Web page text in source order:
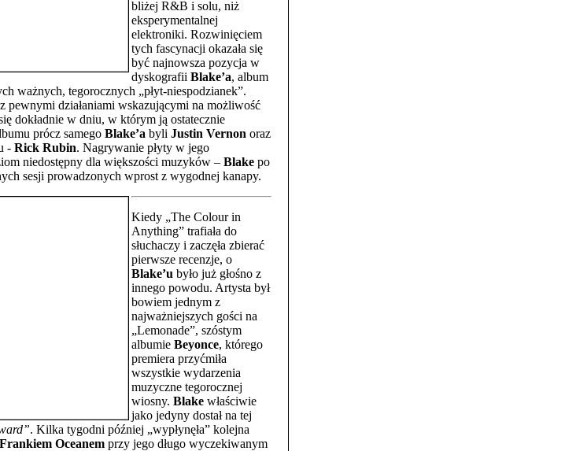
bliżej R&B i solu, niż
eksperymentalnej
elektroniki. Rozwinięciem
tych fascynacji okazała się
być najnowsza pozycja w
dyskografii Blake’a, album
ważnych, tegorocznych „płyt-niespodzianek”.
pewnymi działaniami wskazującymi na możliwość
dokładnie w dniu, w którym ją ostatecznie
prócz samego Blake’a byli Justin Vernon oraz
- Rick Rubin. Nagrywanie płyty w jego
niedostępny dla większości muzyków – Blake po
sesji prowadzonych wprost z wygodnej kanapy.
Kiedy „The Colour in
Anything” trafiała do
słuchaczy i zaczęła zbierać
pierwsze recenzje, o
Blake’u było już głośno z
innego powodu. Artysta był
bowiem jednym z
najważniejszych gości na
„Lemonade”, szóstym
albumie Beyonce, którego
premiera przyćmiła
wszystkie wydarzenia
muzyczne tegorocznej
wiosny. Blake właściwie
jako jedyny dostał na tej
. Kilka tygodni później „wypłynęła” kolejna
Frankiem Oceanem przy jego długo wyczekiwanym